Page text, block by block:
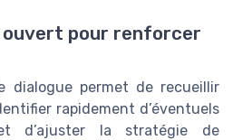
ouvert pour renforcer
dialogue permet de recueillir
rapidement d’éventuels
d’ajuster la stratégie de